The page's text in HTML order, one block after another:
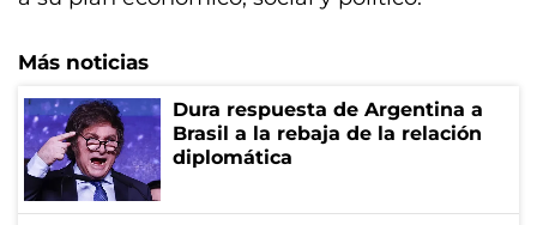
Más noticias
Dura respuesta de Argentina a
Brasil a la rebaja de la relación
diplomática